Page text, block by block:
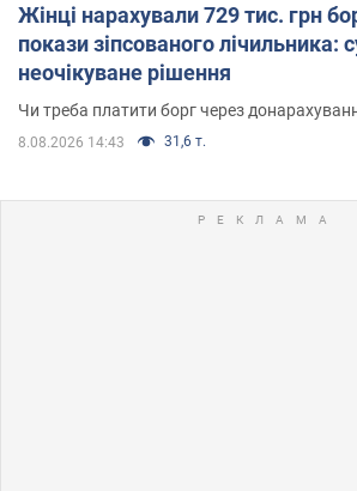
Жінці нарахували 729 тис. грн
покази зіпсованого лічильника:
неочікуване рішення
Чи треба платити борг через
8.08.2026 14:43 31,6 т.